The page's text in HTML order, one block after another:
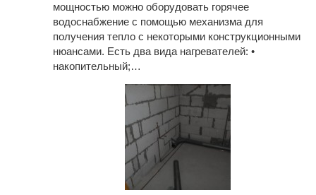
мощностью можно оборудовать горячее
водоснабжение с помощью механизма для
получения тепло с некоторыми конструкционными
нюансами. Есть два вида нагревателей: •
накопительный;…